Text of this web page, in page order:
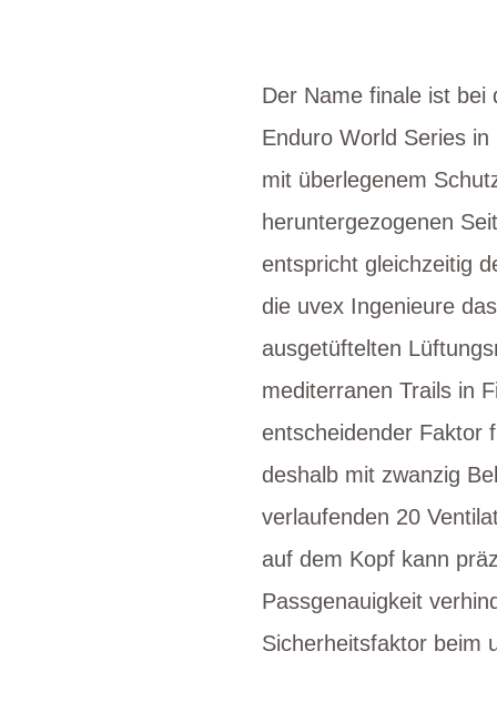
Der Name finale ist
Enduro World Series
mit überlegenem
heruntergezogenen
entspricht gleichzeitig
die uvex Ingenieure
ausgetüftelten
mediterranen Trails in
entscheidender Faktor
deshalb mit zwanzig
verlaufenden 20
auf dem Kopf kann
Passgenauigkeit
Sicherheitsfaktor beim